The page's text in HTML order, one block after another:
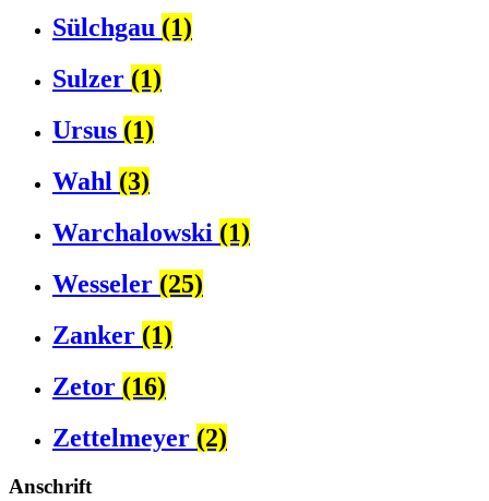
Sülchgau (1)
Sulzer (1)
Ursus (1)
Wahl (3)
Warchalowski (1)
Wesseler (25)
Zanker (1)
Zetor (16)
Zettelmeyer (2)
Anschrift